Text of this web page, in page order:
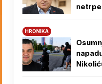
HRONIKA